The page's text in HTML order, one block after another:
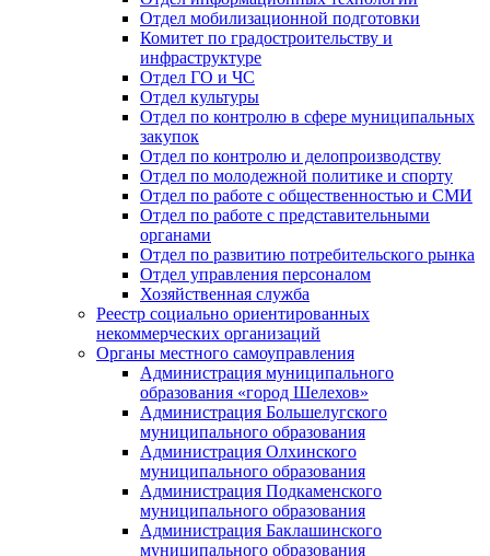
Отдел мобилизационной подготовки
Комитет по градостроительству и
инфраструктуре
Отдел ГО и ЧС
Отдел культуры
Отдел по контролю в сфере муниципальных
закупок
Отдел по контролю и делопроизводству
Отдел по молодежной политике и спорту
Отдел по работе с общественностью и СМИ
Отдел по работе с представительными
органами
Отдел по развитию потребительского рынка
Отдел управления персоналом
Хозяйственная служба
Реестр социально ориентированных
некоммерческих организаций
Органы местного самоуправления
Администрация муниципального
образования «город Шелехов»
Администрация Большелугского
муниципального образования
Администрация Олхинского
муниципального образования
Администрация Подкаменского
муниципального образования
Администрация Баклашинского
муниципального образования